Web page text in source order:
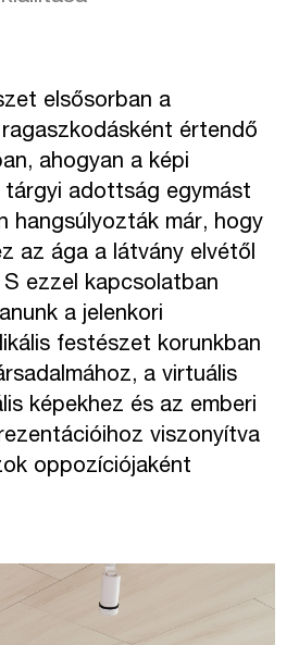
elsősorban a
értendő
ahogyan a képi
tárgyi adottság egymást
hangsúlyozták már, hogy
az ága a látvány elvétől
ezzel kapcsolatban
a jelenkori
festészet korunkban
a virtuális
képekhez és az emberi
viszonyítva
oppozíciójaként